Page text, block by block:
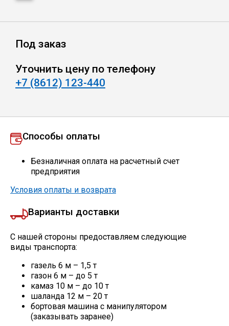
Под заказ
Уточнить цену по телефону
+7 (8612) 123-440
Способы оплаты
Безналичная оплата на расчетный счет
предприятия
Условия оплаты и возврата
Варианты доставки
С нашей стороны предоставляем следующие
виды транспорта:
газель 6 м – 1,5 т
газон 6 м – до 5 т
камаз 10 м – до 10 т
шаланда 12 м – 20 т
бортовая машина с манипулятором
(заказывать заранее)